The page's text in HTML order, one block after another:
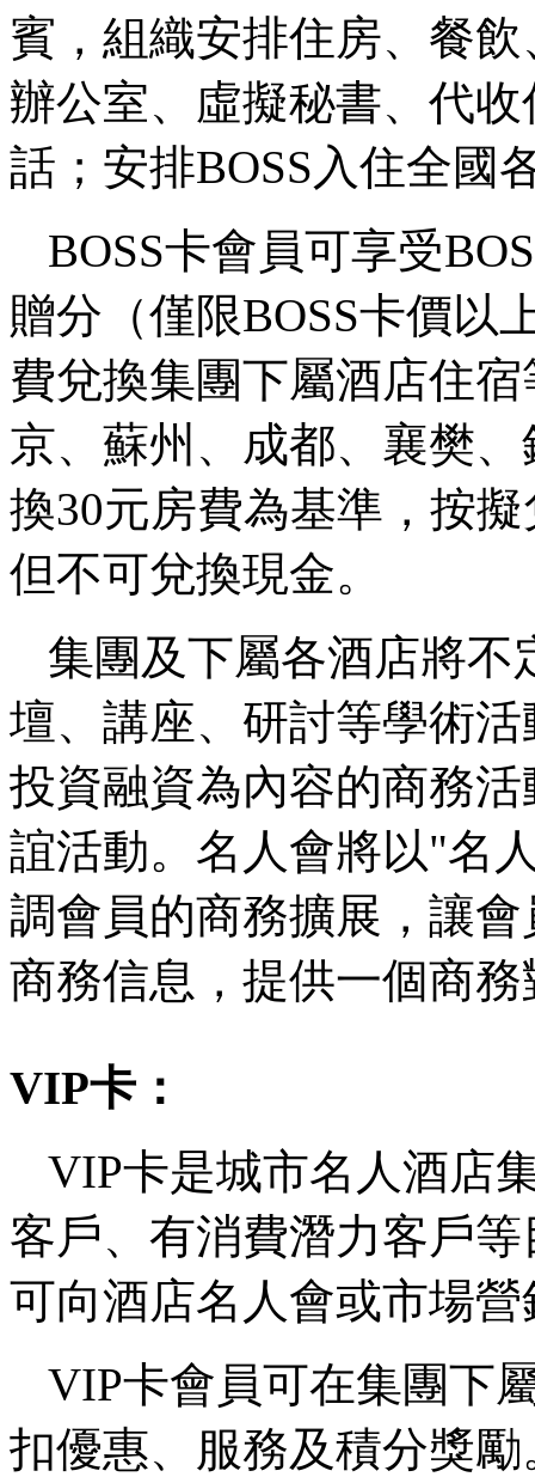
賓，組織安排住房、餐
辦公室、虛擬秘書、代
話；安排BOSS入住全國
BOSS卡會員可享受
贈分（僅限BOSS卡價以
費兌換集團下屬酒店住
京、蘇州、成都、襄樊
換30元房費為基準，按
但不可兌換現金。
集團及下屬各酒店將不
壇、講座、研討等學術
投資融資為內容的商務
誼活動。名人會將以"名
調會員的商務擴展，讓
商務信息，提供一個商
VIP卡：
VIP卡是城市名人酒店
客戶、有消費潛力客戶
可向酒店名人會或市場
VIP卡會員可在集團下
扣優惠、服務及積分獎